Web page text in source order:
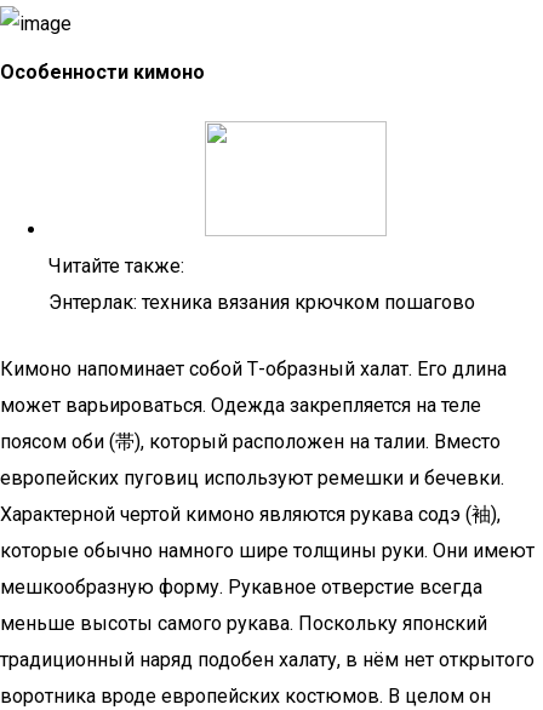
Особенности кимоно
Читайте также:
Энтерлак: техника вязания крючком пошагово
Кимоно напоминает собой Т-образный халат. Его длина
может варьироваться. Одежда закрепляется на теле
поясом оби (帯), который расположен на талии. Вместо
европейских пуговиц используют ремешки и бечевки.
Характерной чертой кимоно являются рукава содэ (袖),
которые обычно намного шире толщины руки. Они имеют
мешкообразную форму. Рукавное отверстие всегда
меньше высоты самого рукава. Поскольку японский
традиционный наряд подобен халату, в нём нет открытого
воротника вроде европейских костюмов. В целом он